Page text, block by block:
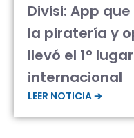
Divisi: App
la piratería y
llevó el 1°
internacional
LEER NOTICIA ➔